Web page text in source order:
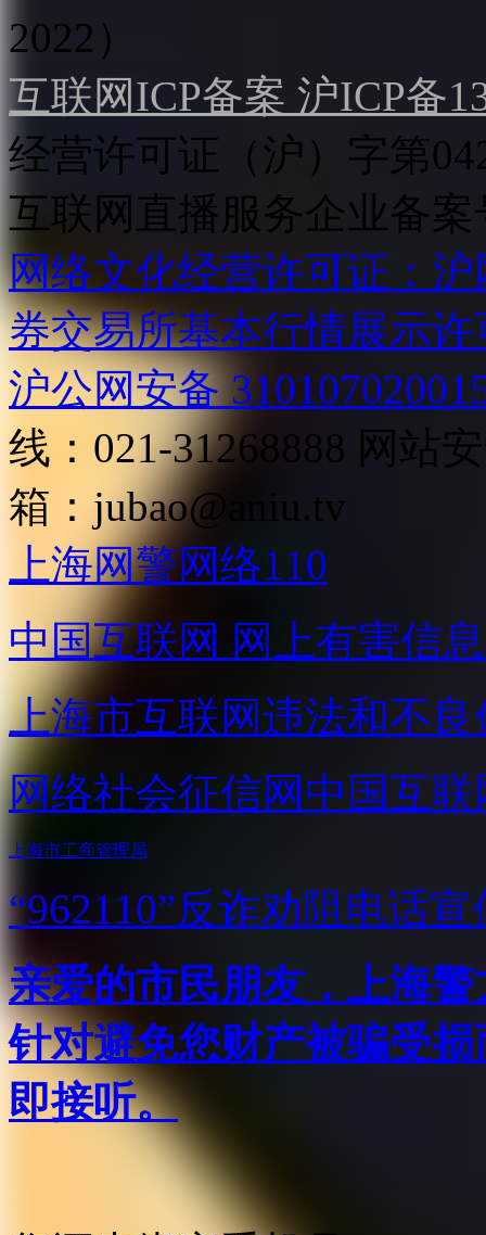
2022）
互联网ICP备案 沪ICP备
经营许可证（沪）字第
互联网直播服务企业备案
网络文化经营许可证：沪
券交易所基本行情展示许
沪公网安备
线：021-31268888 网站
箱： jubao@aniu.tv
上海网警网络110
中国互联网 网上有害信
上海市互联网违法和不
网络社会征信网 中国互
上海市工商管理局
“962110”反诈劝阻电话宣
亲爱的市民朋友，上海
针对避免您财产被骗受
即接听。